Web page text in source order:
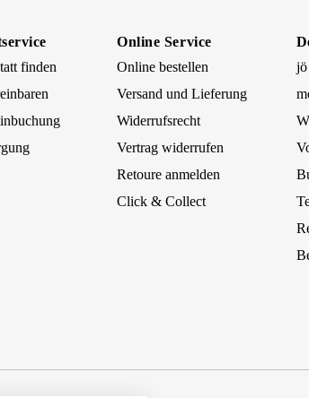
finden
Online Service
Online bestellen
Versand und Lieferung
Widerrufsrecht
Vertrag widerrufen
Retoure anmelden
Click & Collect